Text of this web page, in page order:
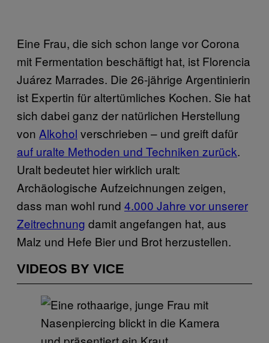
Eine Frau, die sich schon lange vor Corona
mit Fermentation beschäftigt hat, ist Florencia
Juárez Marrades. Die 26-jährige Argentinierin
ist Expertin für altertümliches Kochen. Sie hat
sich dabei ganz der natürlichen Herstellung
von Alkohol verschrieben – und greift dafür
auf uralte Methoden und Techniken zurück.
Uralt bedeutet hier wirklich uralt:
Archäologische Aufzeichnungen zeigen,
dass man wohl rund 4.000 Jahre vor unserer
Zeitrechnung damit angefangen hat, aus
Malz und Hefe Bier und Brot herzustellen.
VIDEOS BY VICE